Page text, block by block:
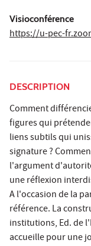
Visioconférence
https://u-pec-
DESCRIPTION
Comment
figures qui
liens subtils qui
signature ?
l'argument
une réflexion
A l'occasion de la
référence. La
institutions, Ed. de
accueille pour une